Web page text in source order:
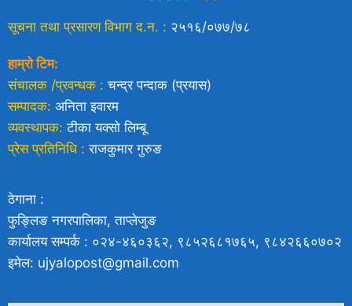
सूचना तथा प्रसारण विभाग द.न. : २५१६/०७७/७८
हाम्रो टिम:
संचालक /प्रवन्धक : चन्द्र पन्दाक (प्रयास)
सम्पादक: अनिता इवारम
व्यवस्थापक: टीका यक्साे लिम्बू
प्रेस प्रतिनिधि : राजकुमार गुरुङ
ठेगाना :
फुङ्लिङ नगरपालिका, ताप्लेजुङ
कार्यालय सम्पर्क : ०२४-४६०३६२, ९८५२६८१७६५, ९८४२६६०७०२
इमेल: ujyalopost@gmail.com